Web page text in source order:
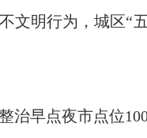
文明行为，城区“
治早点夜市点位